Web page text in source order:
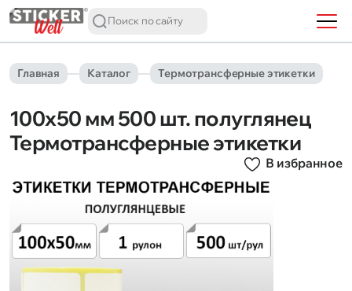
Главная Каталог Термотрансферные этикетки
100х50 мм 500 шт. полуглянец
Термотрансферные этикетки
В избранное